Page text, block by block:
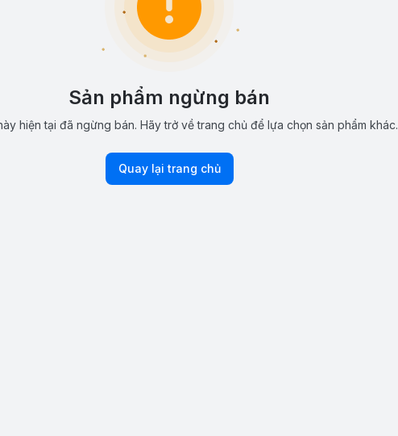
Sản phẩm ngừng bán
hiện tại đã ngừng bán. Hãy trở về trang chủ để lựa chọn sản phẩm khác.
Quay lại trang chủ